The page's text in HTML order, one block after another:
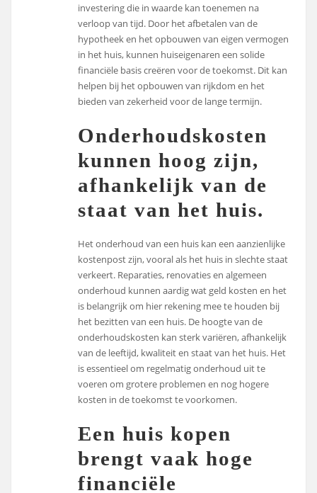
investering die in waarde kan toenemen na
verloop van tijd. Door het afbetalen van de
hypotheek en het opbouwen van eigen vermogen
in het huis, kunnen huiseigenaren een solide
financiële basis creëren voor de toekomst. Dit kan
helpen bij het opbouwen van rijkdom en het
bieden van zekerheid voor de lange termijn.
Onderhoudskosten
kunnen hoog zijn,
afhankelijk van de
staat van het huis.
Het onderhoud van een huis kan een aanzienlijke
kostenpost zijn, vooral als het huis in slechte staat
verkeert. Reparaties, renovaties en algemeen
onderhoud kunnen aardig wat geld kosten en het
is belangrijk om hier rekening mee te houden bij
het bezitten van een huis. De hoogte van de
onderhoudskosten kan sterk variëren, afhankelijk
van de leeftijd, kwaliteit en staat van het huis. Het
is essentieel om regelmatig onderhoud uit te
voeren om grotere problemen en nog hogere
kosten in de toekomst te voorkomen.
Een huis kopen
brengt vaak hoge
financiële